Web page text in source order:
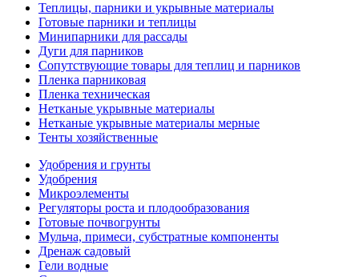
Теплицы, парники и укрывные материалы
Готовые парники и теплицы
Минипарники для рассады
Дуги для парников
Сопутствующие товары для теплиц и парников
Пленка парниковая
Пленка техническая
Нетканые укрывные материалы
Нетканые укрывные материалы мерные
Тенты хозяйственные
Удобрения и грунты
Удобрения
Микроэлементы
Регуляторы роста и плодообразования
Готовые почвогрунты
Мульча, примеси, субстратные компоненты
Дренаж садовый
Гели водные